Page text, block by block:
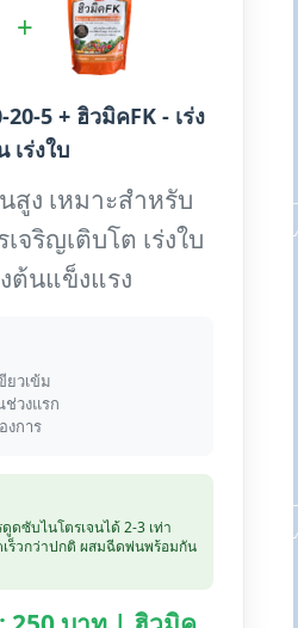
+
5 + ฮิวมิคFK - เร่ง
เร่งใบ
สูง เหมาะสำหรับ
จริญเติบโต เร่งใบ
งต้นแข็งแรง
ยวเข้ม
ช่วงแรก
งการ
ดซับไนโตรเจนได้ 2-3 เท่า
เร็วกว่าปกติ ผสมฉีดพ่นพร้อมกัน